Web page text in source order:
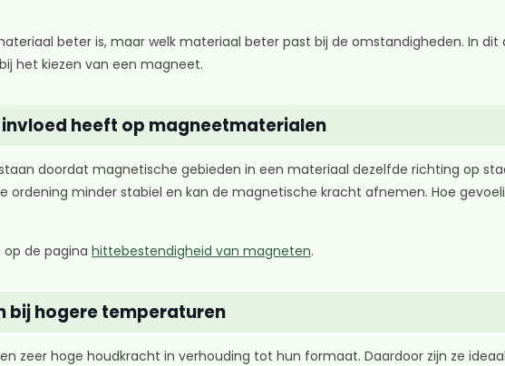
beter is, maar welk materiaal beter past bij de omstandigheden. In
het kiezen van een magneet.
heeft op magneetmaterialen
doordat magnetische gebieden in een materiaal dezelfde richting op
ordening minder stabiel en kan de magnetische kracht afnemen. Hoe
de pagina hittebestendigheid van magneten.
bij hogere temperaturen
zeer hoge houdkracht in verhouding tot hun formaat. Daardoor zijn ze